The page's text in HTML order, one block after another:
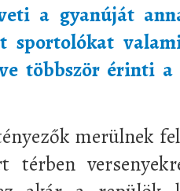
a gyanúját
sportolókat
többször érinti a
merülnek
térben